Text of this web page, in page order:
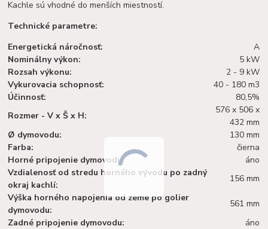
Kachle sú vhodné do menších miestností.
Technické parametre:
Energetická náročnosť:
A
Nominálny výkon:
5 kW
Rozsah výkonu:
2 - 9 kW
Vykurovacia schopnosť:
40 - 180 m3
Účinnosť:
80,5%
Rozmer - V x Š x H:
576 x 506 x
432 mm
Ø dymovodu:
130 mm
Farba:
čierna
Horné pripojenie dymovodu:
áno
Vzdialenosť od stredu horného vývodu po zadný
okraj kachlí:
156 mm
Výška horného napojenia od zeme po golier
dymovodu:
561 mm
Zadné pripojenie dymovodu:
áno